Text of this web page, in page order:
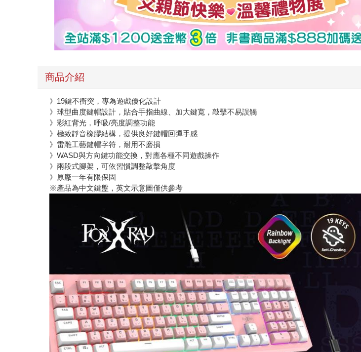
商品介紹
》19鍵不衝突，專為遊戲優化設計
》球型曲度鍵帽設計，貼合手指曲線、加大鍵寬，敲擊不易誤觸
》彩紅背光，呼吸/亮度調整功能
》極致靜音橡膠結構，提供良好鍵帽回彈手感
》雷雕工藝鍵帽字符，耐用不磨損
》WASD與方向鍵功能交換，對應各種不同遊戲操作
》兩段式腳架，可依習慣調整敲擊角度
》原廠一年有限保固
※產品為中文鍵盤，英文示意圖僅供參考